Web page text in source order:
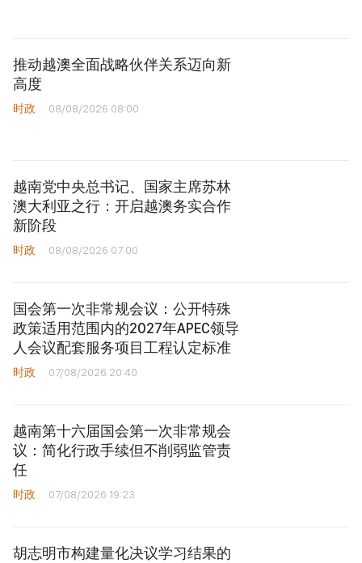
推动越澳全面战略伙伴关系迈向新
高度
时政 08/08/2026 08:00
越南党中央总书记、国家主席苏林
澳大利亚之行：开启越澳务实合作
新阶段
时政 08/08/2026 07:00
国会第一次非常规会议：公开特殊
政策适用范围内的2027年APEC领导
人会议配套服务项目工程认定标准
时政 07/08/2026 20:40
越南第十六届国会第一次非常规会
议：简化行政手续但不削弱监管责
任
时政 07/08/2026 19:23
胡志明市构建量化决议学习结果的